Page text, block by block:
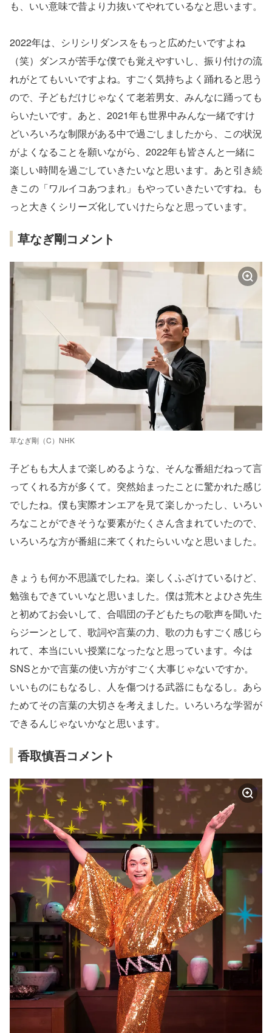
も、いい意味で昔より力抜いてやれているなと思います。
2022年は、シリシリダンスをもっと広めたいですよね
（笑）ダンスが苦手な僕でも覚えやすいし、振り付けの流
れがとてもいいですよね。すごく気持ちよく踊れると思う
ので、子どもだけじゃなくて老若男女、みんなに踊っても
らいたいです。あと、2021年も世界中みんな一緒ですけ
どいろいろな制限がある中で過ごしましたから、この状況
がよくなることを願いながら、2022年も皆さんと一緒に
楽しい時間を過ごしていきたいなと思います。あと引き続
きこの「ワルイコあつまれ」もやっていきたいですね。も
っと大きくシリーズ化していけたらなと思っています。
草なぎ剛コメント
草なぎ剛（C）NHK
子どもも大人まで楽しめるような、そんな番組だねって言
ってくれる方が多くて。突然始まったことに驚かれた感じ
でしたね。僕も実際オンエアを見て楽しかったし、いろい
ろなことができそうな要素がたくさん含まれていたので、
いろいろな方が番組に来てくれたらいいなと思いました。
きょうも何か不思議でしたね。楽しくふざけているけど、
勉強もできていいなと思いました。僕は荒木とよひさ先生
と初めてお会いして、合唱団の子どもたちの歌声を聞いた
らジーンとして、歌詞や言葉の力、歌の力もすごく感じら
れて、本当にいい授業になったなと思っています。今は
SNSとかで言葉の使い方がすごく大事じゃないですか。
いいものにもなるし、人を傷つける武器にもなるし。あら
ためてその言葉の大切さを考えました。いろいろな学習が
できるんじゃないかなと思います。
香取慎吾コメント